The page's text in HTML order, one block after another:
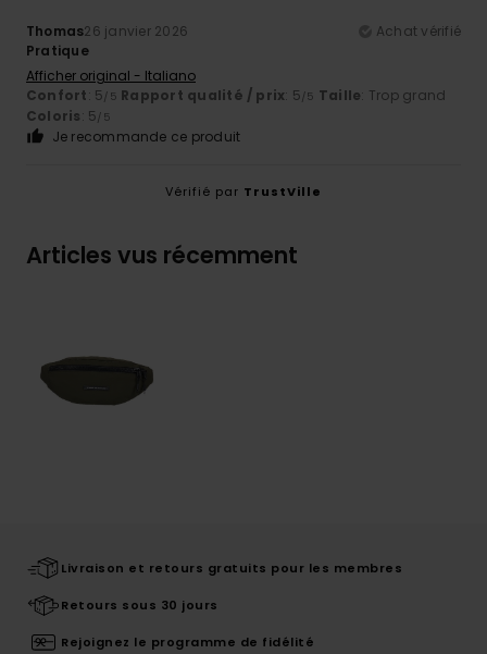
Thomas26 janvier 2026
Achat vérifié
Pratique
Afficher original - Italiano
Confort: 5/5 Rapport qualité / prix: 5/5 Taille: Trop grand
Coloris: 5/5
Je recommande ce produit
Vérifié par TrustVille
Articles vus récemment
Livraison et retours gratuits pour les membres
Retours sous 30 jours
Rejoignez le programme de fidélité